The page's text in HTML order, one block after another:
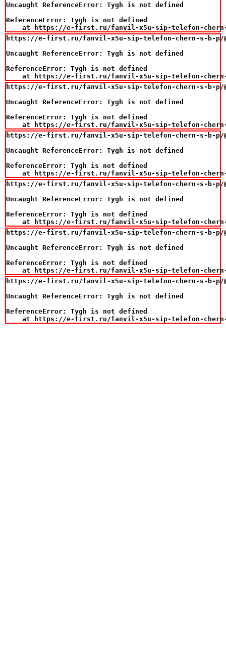
Uncaught ReferenceError: Tygh is not defined
ReferenceError: Tygh is not defined
at https://e-first.ru/fanvil-x5u-sip-telefon-
https://e-first.ru/fanvil-x5u-sip-telefon-chern-s-b-p/
Uncaught ReferenceError: Tygh is not defined
ReferenceError: Tygh is not defined
at https://e-first.ru/fanvil-x5u-sip-telefon-
https://e-first.ru/fanvil-x5u-sip-telefon-chern-s-b-p/
Uncaught ReferenceError: Tygh is not defined
ReferenceError: Tygh is not defined
at https://e-first.ru/fanvil-x5u-sip-telefon-
https://e-first.ru/fanvil-x5u-sip-telefon-chern-s-b-p/
Uncaught ReferenceError: Tygh is not defined
ReferenceError: Tygh is not defined
at https://e-first.ru/fanvil-x5u-sip-telefon-
https://e-first.ru/fanvil-x5u-sip-telefon-chern-s-b-p/
Uncaught ReferenceError: Tygh is not defined
ReferenceError: Tygh is not defined
at https://e-first.ru/fanvil-x5u-sip-telefon-
https://e-first.ru/fanvil-x5u-sip-telefon-chern-s-b-p/
Uncaught ReferenceError: Tygh is not defined
ReferenceError: Tygh is not defined
at https://e-first.ru/fanvil-x5u-sip-telefon-
https://e-first.ru/fanvil-x5u-sip-telefon-chern-s-b-p/
Uncaught ReferenceError: Tygh is not defined
ReferenceError: Tygh is not defined
at https://e-first.ru/fanvil-x5u-sip-telefon-